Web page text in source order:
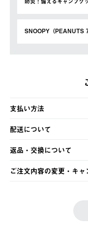
SNOOPY（PEANUTS
支払い方法
以下のいずれかの方法
・クレジットカード決済
・コンビニ決済
・Pay-easy決済
配送について
【発送スケジュール】
ご注文・ご入金完了より
土日祝の発送はございま
の発送となる場合がござ
返品・交換について
※お客様都合の場合
お客様都合の返品にか
ご注文内容の変更・キ
LOGOS FAMILY会員の